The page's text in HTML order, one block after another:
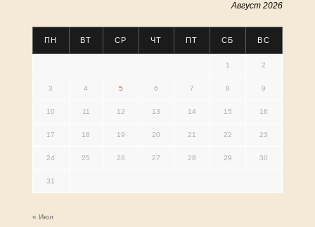
Август 2026
ПН ВТ СР ЧТ ПТ СБ ВС
1 2
3 4 5 6 7 8 9
10 11 12 13 14 15 16
17 18 19 20 21 22 23
24 25 26 27 28 29 30
31
« Июл